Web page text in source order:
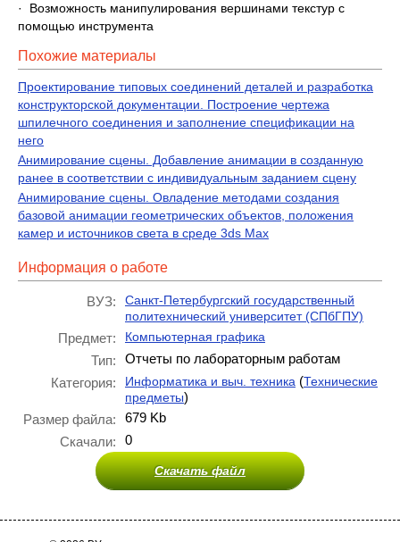
· Возможность манипулирования вершинами текстур с
помощью инструмента
Похожие материалы
Проектирование типовых соединений деталей и разработка
конструкторской документации. Построение чертежа
шпилечного соединения и заполнение спецификации на
него
Анимирование сцены. Добавление анимации в созданную
ранее в соответствии с индивидуальным заданием сцену
Анимирование сцены. Овладение методами создания
базовой анимации геометрических объектов, положения
камер и источников света в среде 3ds Max
Информация о работе
ВУЗ:
Санкт-Петербургский государственный
политехнический университет (СПбГПУ)
Предмет: Компьютерная графика
Тип:
Отчеты по лабораторным работам
Категория:
Информатика и выч. техника (Технические
предметы)
Размер файла:
679 Kb
Скачали:
0
Скачать файл